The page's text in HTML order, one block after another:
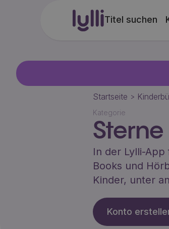
Titel suchen
Startseite >
Kategorie
Sterne
In der Lylli-
Books und
Kinder, unter
Konto